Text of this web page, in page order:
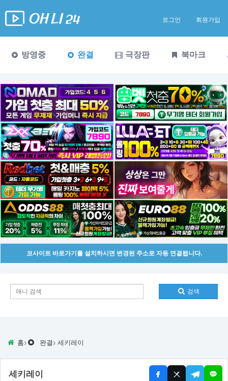
로그인 회원가입
방영중 완결 극장판 북마크
코사이트 바로가기를 설치하시면 변경된 주소로 자동 연결됩니다.
검색
홈› 완결 › 세키레이
세키레이